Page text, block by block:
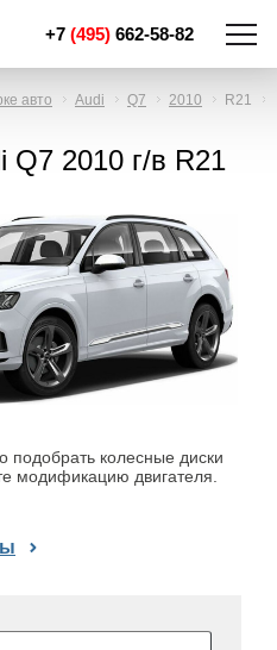
+7 (495) 662-58-82
авто Audi Q7 2010 R21
Q7 2010 г/в R21
подобрать колесные диски
модификацию двигателя.